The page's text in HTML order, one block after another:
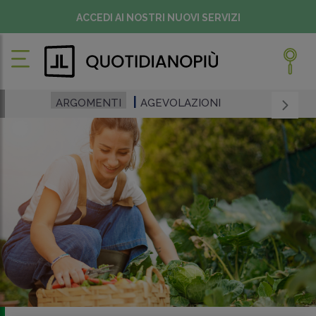
ACCEDI AI NOSTRI NUOVI SERVIZI
ARGOMENTI AGEVOLAZIONI